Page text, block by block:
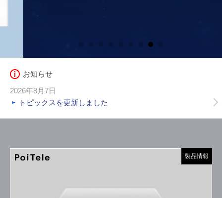
お知らせ
2026年8月7日
トピックスを更新しました
製品情報